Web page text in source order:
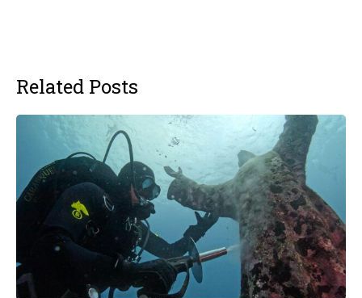
Related Posts